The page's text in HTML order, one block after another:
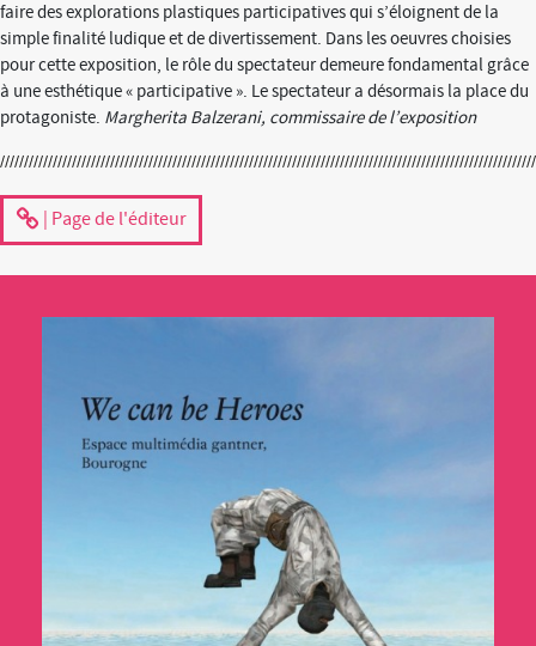
faire des explorations plastiques participatives qui s’éloignent de la
simple finalité ludique et de divertissement. Dans les oeuvres choisies
pour cette exposition, le rôle du spectateur demeure fondamental grâce
à une esthétique « participative ». Le spectateur a désormais la place du
protagoniste. Margherita Balzerani, commissaire de l’exposition
| Page de l'éditeur